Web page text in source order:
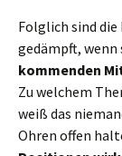
Folglich sind
gedämpft, wenn
kommenden
Zu welchem
weiß das
Ohren offen